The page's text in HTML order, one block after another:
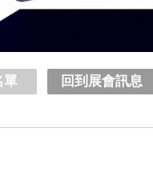
單 回到展會訊息